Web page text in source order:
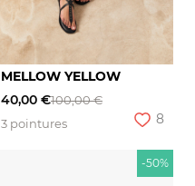
MELLOW YELLOW
40,00 €100,00 €
3 pointures
8
-50%